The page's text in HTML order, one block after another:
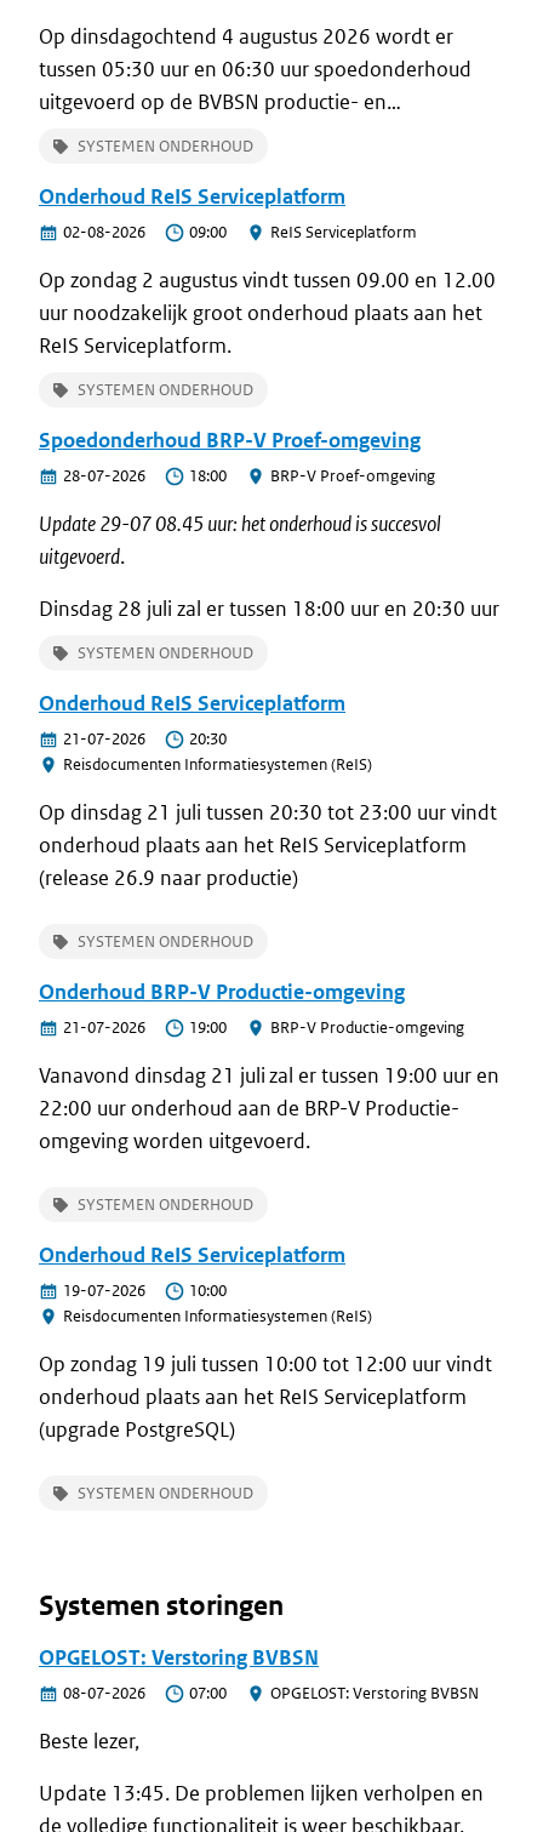
Op dinsdagochtend 4 augustus 2026 wordt er
tussen 05:30 uur en 06:30 uur spoedonderhoud
uitgevoerd op de BVBSN productie- en
testomgeving / BVV Vreemdelingen register.
SYSTEMEN ONDERHOUD
Onderhoud ReIS Serviceplatform
02-08-2026 09:00 ReIS Serviceplatform
Op zondag 2 augustus vindt tussen 09.00 en 12.00
uur noodzakelijk groot onderhoud plaats aan het
ReIS Serviceplatform.
SYSTEMEN ONDERHOUD
Spoedonderhoud BRP-V Proef-omgeving
28-07-2026 18:00 BRP-V Proef-omgeving
Update 29-07 08.45 uur: het onderhoud is succesvol
uitgevoerd.
Dinsdag 28 juli zal er tussen 18:00 uur en 20:30 uur
onderhoud aan de BRP-V Proef-omgeving worden
SYSTEMEN ONDERHOUD
Onderhoud ReIS Serviceplatform
21-07-2026
20:30
Reisdocumenten Informatiesystemen (ReIS)
Op dinsdag 21 juli tussen 20:30 tot 23:00 uur vindt
onderhoud plaats aan het ReIS Serviceplatform
(release 26.9 naar productie)
SYSTEMEN ONDERHOUD
Onderhoud BRP-V Productie-omgeving
21-07-2026 19:00 BRP-V Productie-omgeving
Vanavond dinsdag 21 juli zal er tussen 19:00 uur en
22:00 uur onderhoud aan de BRP-V Productie-
omgeving worden uitgevoerd.
SYSTEMEN ONDERHOUD
Onderhoud ReIS Serviceplatform
19-07-2026
10:00
Reisdocumenten Informatiesystemen (ReIS)
Op zondag 19 juli tussen 10:00 tot 12:00 uur vindt
onderhoud plaats aan het ReIS Serviceplatform
(upgrade PostgreSQL)
SYSTEMEN ONDERHOUD
Systemen storingen
OPGELOST: Verstoring BVBSN
08-07-2026 07:00 OPGELOST: Verstoring BVBSN
Beste lezer,
Update 13:45. De problemen lijken verholpen en
de volledige functionaliteit is weer beschikbaar.